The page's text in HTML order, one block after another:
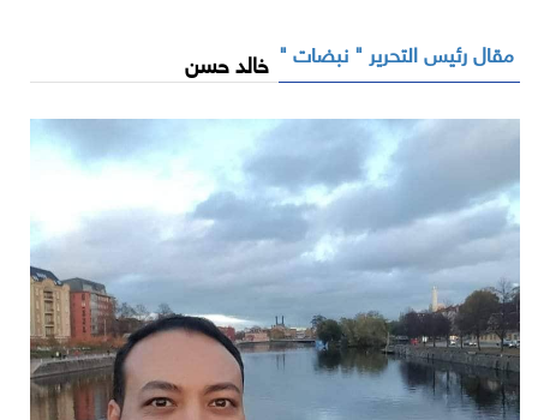
مقال رئيس التحرير " نبضات " خالد حسن